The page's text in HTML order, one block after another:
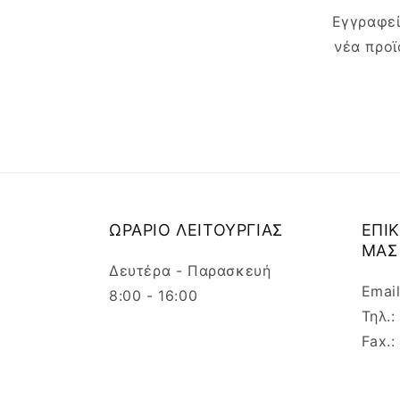
νέα
ΩΡΑΡΙΟ ΛΕΙΤΟΥΡΓΙΑΣ
Δευτέρα - Παρασκευή
8:00 - 16:00
ΜΑΣ